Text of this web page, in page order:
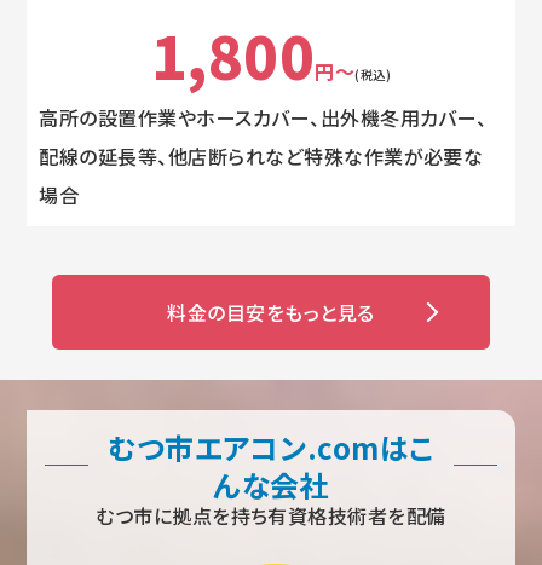
1,800円～(税込)
高所の設置作業やホースカバー、出外機冬用カバー、
配線の延長等、他店断られなど特殊な作業が必要な
場合
料金の目安をもっと見る
むつ市エアコン.comはこ
んな会社
むつ市に拠点を持ち有資格技術者を配備